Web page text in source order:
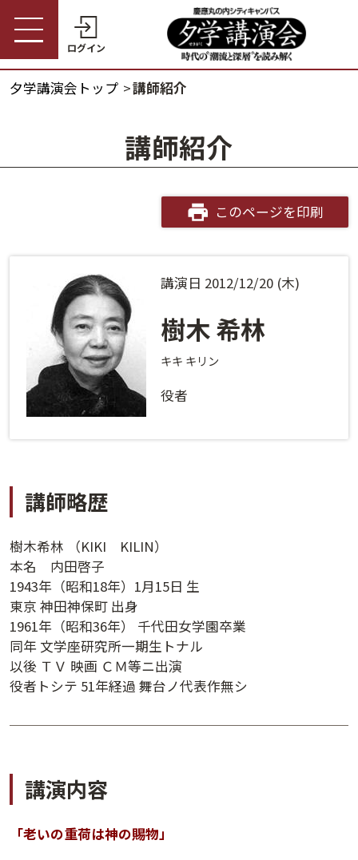
ログイン
パスワード
会員番号・パスワードをお忘れの方
ログインヘルプ
ログインする
プライバシーポリシー に同意の上ご利用ください。
法人会員システムご利用の方へ
夕学講演会トップ 講師紹介
講師紹介
このページを印刷
講演日 2012/12/20 (木)
樹木 希林
キキ キリン
役者
講師略歴
樹木希林 （KIKI KILIN）
本名 内田啓子
1943年（昭和18年）1月15日 生
東京 神田神保町 出身
1961年（昭和36年） 千代田女学園卒業
同年 文学座研究所一期生トナル
以後 ＴＶ 映画 ＣＭ等ニ出演
役者トシテ 51年経過 舞台ノ代表作無シ
講演内容
「老いの重荷は神の賜物」
夕学講演会とは
開催概要
受講料金・割引制度
活用方法
法人会員のご案内